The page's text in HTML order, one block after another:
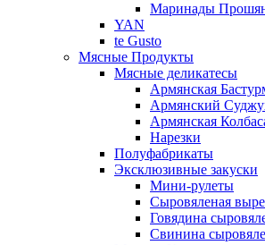
Маринады
YAN
te Gusto
Мясные Продукты
Мясные деликатесы
Армянская
Армянский
Армянская
Нарезки
Полуфабрикаты
Эксклюзивные закуски
Мини-рулеты
Сыровяленая
Говядина
Свинина